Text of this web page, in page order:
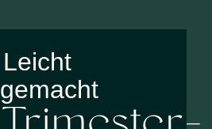
Leicht
gemacht